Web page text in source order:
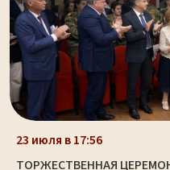
23 июля в 17:56
ТОРЖЕСТВЕННАЯ